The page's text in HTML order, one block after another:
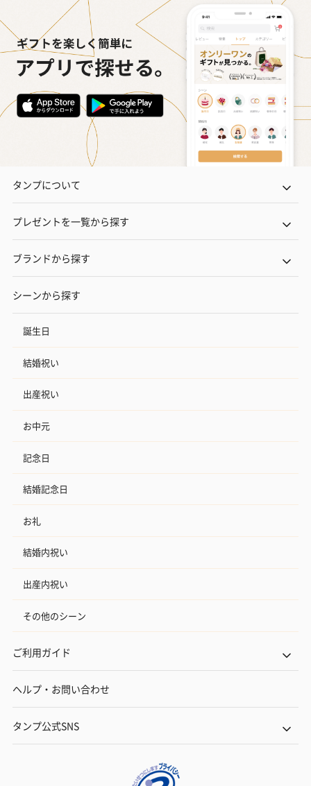
タンプについて
プレゼントを一覧から探す
ブランドから探す
シーンから探す
誕生日
結婚祝い
出産祝い
お中元
記念日
結婚記念日
お礼
結婚内祝い
出産内祝い
その他のシーン
ご利用ガイド
ヘルプ・お問い合わせ
タンプ公式SNS